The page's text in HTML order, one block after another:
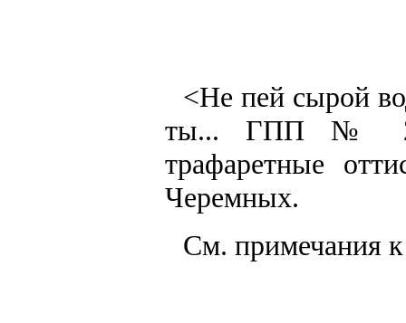
<Не пей сырой
ты... ГПП №
трафаретные
Черемных.
См. примечания